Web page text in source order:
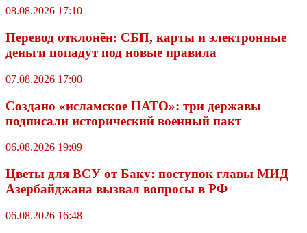
08.08.2026 17:10
Перевод отклонён: СБП, карты и электронные
деньги попадут под новые правила
07.08.2026 17:00
Создано «исламское НАТО»: три державы
подписали исторический военный пакт
06.08.2026 19:09
Цветы для ВСУ от Баку: поступок главы МИД
Азербайджана вызвал вопросы в РФ
06.08.2026 16:48